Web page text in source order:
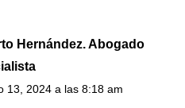
Hernández. Abogado
13, 2024 a las 8:18 am